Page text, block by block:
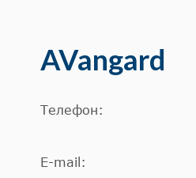
AVangard
Телефон:
E-mail: